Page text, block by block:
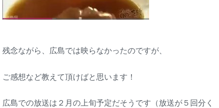
残念ながら、広島では映らなかったのですが、
ご感想など教えて頂けばと思います！
広島での放送は２月の上旬予定だそうです（放送が５回分く